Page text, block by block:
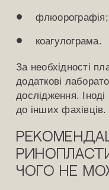
флюорографія;
коагулограма.
За необхідності
додаткові
дослідження.
до інших фахівців.
чого не